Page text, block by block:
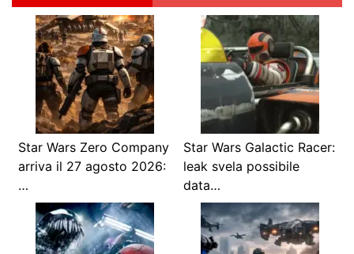
Star Wars Zero Company
arriva il 27 agosto 2026:
…
Star Wars Galactic Racer:
leak svela possibile
data…